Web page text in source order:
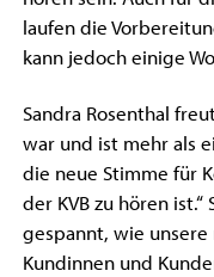
laufen die
kann jedoch einige
Sandra Rosenthal
war und ist mehr als
die neue Stimme für
der KVB zu hören ist.“
gespannt, wie
Kundinnen und